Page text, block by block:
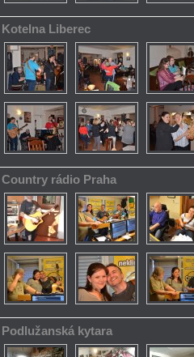
Kotelna Liberec
Country rádio Praha
Podlužanská kytara